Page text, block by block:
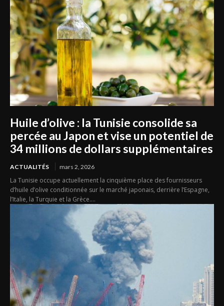
Huile d’olive : la Tunisie consolide sa
percée au Japon et vise un potentiel de
34 millions de dollars supplémentaires
ACTUALITÉS mars 2, 2026
La Tunisie occupe actuellement la cinquième place des fournisseurs
d’huile d’olive conditionnée sur le marché japonais, derrière l’Espagne,
l’Italie, la Turquie et la Grèce....